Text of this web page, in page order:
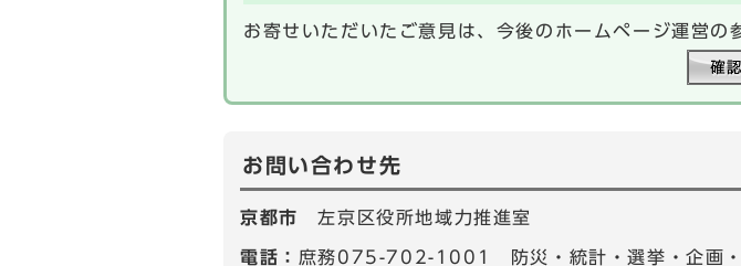
お寄せいただいたご意見は、今後のホームページ運営の
お問い合わせ先
京都市左京区役所地域力推進室
電話： 庶務075-702-1001 防災・統計・選挙・企画